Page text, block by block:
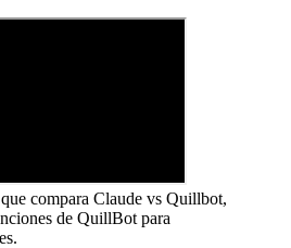
compara Claude vs Quillbot,
de QuillBot para